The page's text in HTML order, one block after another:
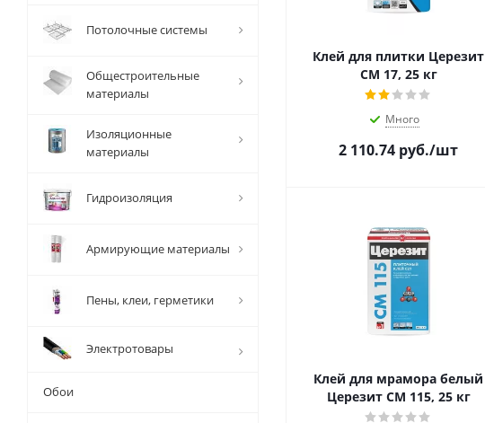
Клей для плитки Церезит
CM 17, 25 кг
Много
2 110.74 руб./шт
Клей для мрамора белый
Церезит CM 115, 25 кг
Потолочные системы
Общестроительные
материалы
Изоляционные
материалы
Гидроизоляция
Армирующие материалы
Пены, клеи, герметики
Электротовары
Обои